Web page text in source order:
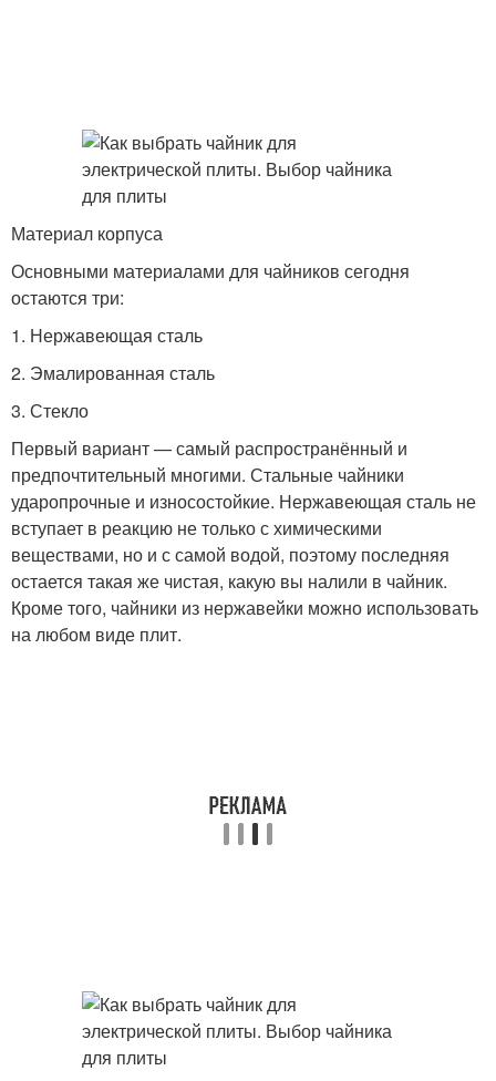
Материал корпуса
Основными материалами для чайников сегодня
остаются три:
1. Нержавеющая сталь
2. Эмалированная сталь
3. Стекло
Первый вариант — самый распространённый и
предпочтительный многими. Стальные чайники
ударопрочные и износостойкие. Нержавеющая сталь не
вступает в реакцию не только с химическими
веществами, но и с самой водой, поэтому последняя
остается такая же чистая, какую вы налили в чайник.
Кроме того, чайники из нержавейки можно использовать
на любом виде плит.